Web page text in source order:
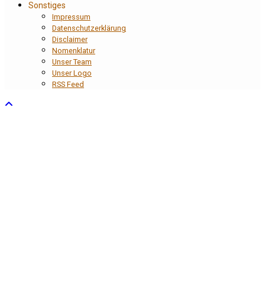
Sonstiges
Impressum
Datenschutzerklärung
Disclaimer
Nomenklatur
Unser Team
Unser Logo
RSS Feed